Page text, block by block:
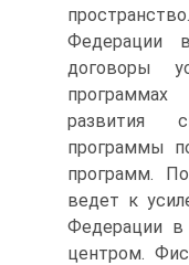
Федерации
договоры
программах
развития
программы
программ.
ведет к
Федерации
центром.